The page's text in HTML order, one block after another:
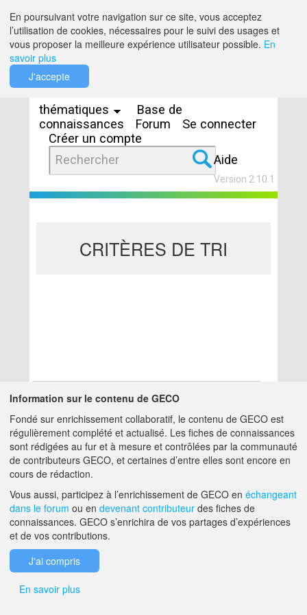
thématiques
Base de
connaissances
Forum
Se connecter
Créer un compte
Aide
Version 2.10.1
CRITÈRES DE TRI
Aucun résultat
A PROPOS DE GECO AIDE
F.A.Q. NOUS CONTACTER
En poursuivant votre navigation sur ce site, vous acceptez
l’utilisation de cookies, nécessaires pour le suivi des usages et
vous proposer la meilleure expérience utilisateur possible. En
savoir plus
J'accepte
Information sur le contenu de GECO
Fondé sur enrichissement collaboratif, le contenu de GECO est
régulièrement complété et actualisé. Les fiches de connaissances
sont rédigées au fur et à mesure et contrôlées par la communauté
de contributeurs GECO, et certaines d’entre elles sont encore en
cours de rédaction.
Vous aussi, participez à l’enrichissement de GECO en échangeant
dans le forum ou en devenant contributeur des fiches de
connaissances. GECO s’enrichira de vos partages d’expériences
et de vos contributions.
J'ai compris
En savoir plus